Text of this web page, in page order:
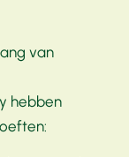
van
hebben